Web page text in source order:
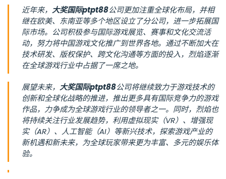
近年来， 大奖国际ptpt88公司更加注重全球化布局，并相
继在欧美、东南亚等多个地区设立了分公司，进一步拓展国
际市场。公司积极参与国际游戏展览、赛事和文化交流活
动，努力将中国游戏文化推广到世界各地。通过不断加大在
技术研发、版权保护、跨文化沟通等方面的投入，烈焰逐渐
在全球游戏行业中占据了一席之地。
展望未来， 大奖国际ptpt88公司将继续致力于游戏技术的
创新和全球化战略的推进，推出更多具有国际竞争力的游戏
作品，力争成为全球游戏行业的领导者之一。同时，烈焰也
将持续关注行业发展趋势，利用虚拟现实（VR）、增强现
实（AR）、人工智能（AI）等新兴技术，探索游戏产业的
新机遇和新未来，为全球玩家带来更为丰富、多元的娱乐体
验。